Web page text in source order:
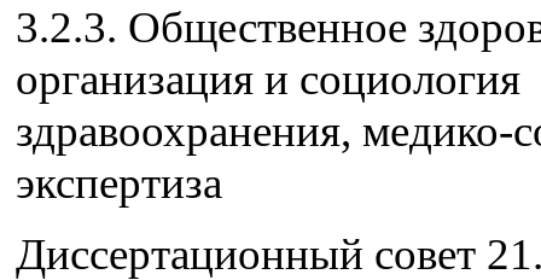
3.2.3. Общественное
организация и социология
здравоохранения, медико-
экспертиза
Диссертационный совет